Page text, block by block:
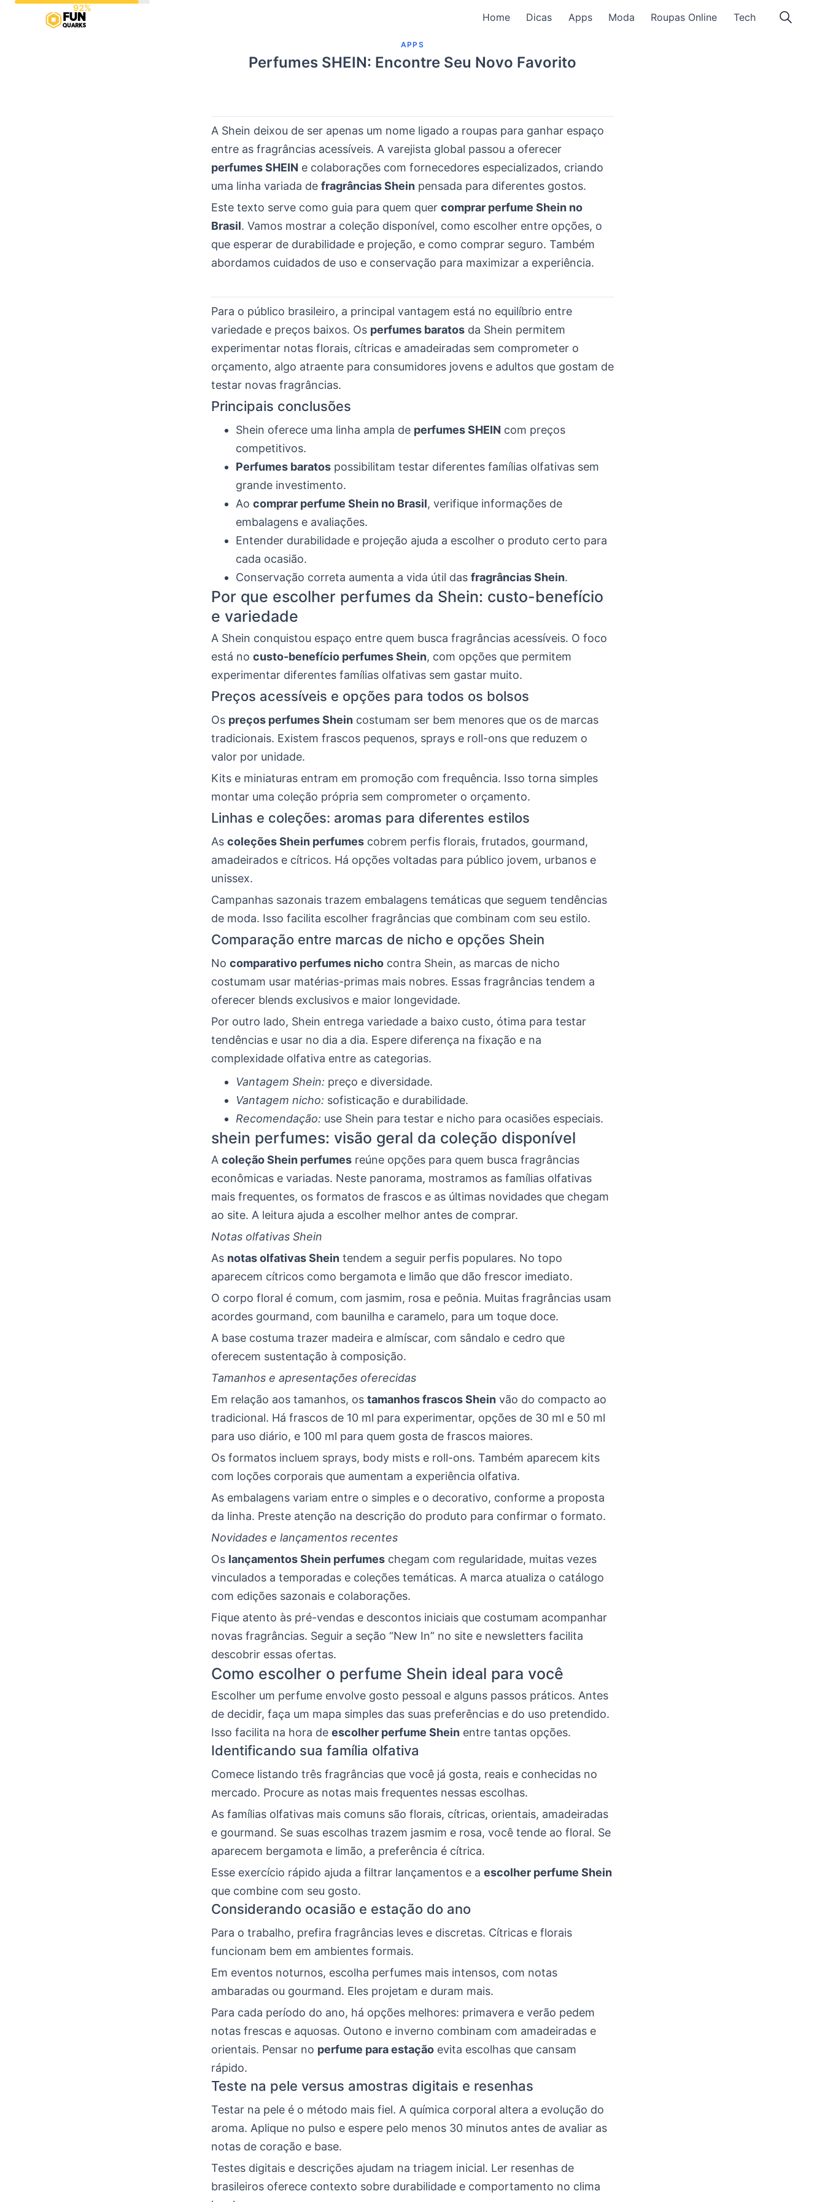
Home Dicas Apps Moda Roupas Online Tech
APPS
Perfumes SHEIN: Encontre Seu Novo Favorito
A Shein deixou de ser apenas um nome ligado a roupas para ganhar espaço
entre as fragrâncias acessíveis. A varejista global passou a oferecer
perfumes SHEIN e colaborações com fornecedores especializados, criando
uma linha variada de fragrâncias Shein pensada para diferentes gostos.
Este texto serve como guia para quem quer comprar perfume Shein no
Brasil. Vamos mostrar a coleção disponível, como escolher entre opções, o
que esperar de durabilidade e projeção, e como comprar seguro. Também
abordamos cuidados de uso e conservação para maximizar a experiência.
Para o público brasileiro, a principal vantagem está no equilíbrio entre
variedade e preços baixos. Os perfumes baratos da Shein permitem
experimentar notas florais, cítricas e amadeiradas sem comprometer o
orçamento, algo atraente para consumidores jovens e adultos que gostam de
testar novas fragrâncias.
Principais conclusões
Shein oferece uma linha ampla de perfumes SHEIN com preços
competitivos.
Perfumes baratos possibilitam testar diferentes famílias olfativas sem
grande investimento.
Ao comprar perfume Shein no Brasil, verifique informações de
embalagens e avaliações.
Entender durabilidade e projeção ajuda a escolher o produto certo para
cada ocasião.
Conservação correta aumenta a vida útil das fragrâncias Shein.
Por que escolher perfumes da Shein: custo-benefício
e variedade
A Shein conquistou espaço entre quem busca fragrâncias acessíveis. O foco
está no custo-benefício perfumes Shein, com opções que permitem
experimentar diferentes famílias olfativas sem gastar muito.
Preços acessíveis e opções para todos os bolsos
Os preços perfumes Shein costumam ser bem menores que os de marcas
tradicionais. Existem frascos pequenos, sprays e roll-ons que reduzem o
valor por unidade.
Kits e miniaturas entram em promoção com frequência. Isso torna simples
montar uma coleção própria sem comprometer o orçamento.
Linhas e coleções: aromas para diferentes estilos
As coleções Shein perfumes cobrem perfis florais, frutados, gourmand,
amadeirados e cítricos. Há opções voltadas para público jovem, urbanos e
unissex.
Campanhas sazonais trazem embalagens temáticas que seguem tendências
de moda. Isso facilita escolher fragrâncias que combinam com seu estilo.
Comparação entre marcas de nicho e opções Shein
No comparativo perfumes nicho contra Shein, as marcas de nicho
costumam usar matérias-primas mais nobres. Essas fragrâncias tendem a
oferecer blends exclusivos e maior longevidade.
Por outro lado, Shein entrega variedade a baixo custo, ótima para testar
tendências e usar no dia a dia. Espere diferença na fixação e na
complexidade olfativa entre as categorias.
Vantagem Shein: preço e diversidade.
Vantagem nicho: sofisticação e durabilidade.
Recomendação: use Shein para testar e nicho para ocasiões especiais.
shein perfumes: visão geral da coleção disponível
A coleção Shein perfumes reúne opções para quem busca fragrâncias
econômicas e variadas. Neste panorama, mostramos as famílias olfativas
mais frequentes, os formatos de frascos e as últimas novidades que chegam
ao site. A leitura ajuda a escolher melhor antes de comprar.
Notas olfativas Shein
As notas olfativas Shein tendem a seguir perfis populares. No topo
aparecem cítricos como bergamota e limão que dão frescor imediato.
O corpo floral é comum, com jasmim, rosa e peônia. Muitas fragrâncias usam
acordes gourmand, com baunilha e caramelo, para um toque doce.
A base costuma trazer madeira e almíscar, com sândalo e cedro que
oferecem sustentação à composição.
Tamanhos e apresentações oferecidas
Em relação aos tamanhos, os tamanhos frascos Shein vão do compacto ao
tradicional. Há frascos de 10 ml para experimentar, opções de 30 ml e 50 ml
para uso diário, e 100 ml para quem gosta de frascos maiores.
Os formatos incluem sprays, body mists e roll-ons. Também aparecem kits
com loções corporais que aumentam a experiência olfativa.
As embalagens variam entre o simples e o decorativo, conforme a proposta
da linha. Preste atenção na descrição do produto para confirmar o formato.
Novidades e lançamentos recentes
Os lançamentos Shein perfumes chegam com regularidade, muitas vezes
vinculados a temporadas e coleções temáticas. A marca atualiza o catálogo
com edições sazonais e colaborações.
Fique atento às pré-vendas e descontos iniciais que costumam acompanhar
novas fragrâncias. Seguir a seção “New In” no site e newsletters facilita
descobrir essas ofertas.
Como escolher o perfume Shein ideal para você
Escolher um perfume envolve gosto pessoal e alguns passos práticos. Antes
de decidir, faça um mapa simples das suas preferências e do uso pretendido.
Isso facilita na hora de escolher perfume Shein entre tantas opções.
Identificando sua família olfativa
Comece listando três fragrâncias que você já gosta, reais e conhecidas no
mercado. Procure as notas mais frequentes nessas escolhas.
As famílias olfativas mais comuns são florais, cítricas, orientais, amadeiradas
e gourmand. Se suas escolhas trazem jasmim e rosa, você tende ao floral. Se
aparecem bergamota e limão, a preferência é cítrica.
Esse exercício rápido ajuda a filtrar lançamentos e a escolher perfume Shein
que combine com seu gosto.
Considerando ocasião e estação do ano
Para o trabalho, prefira fragrâncias leves e discretas. Cítricas e florais
funcionam bem em ambientes formais.
Em eventos noturnos, escolha perfumes mais intensos, com notas
ambaradas ou gourmand. Eles projetam e duram mais.
Para cada período do ano, há opções melhores: primavera e verão pedem
notas frescas e aquosas. Outono e inverno combinam com amadeiradas e
orientais. Pensar no perfume para estação evita escolhas que cansam
rápido.
Teste na pele versus amostras digitais e resenhas
Testar na pele é o método mais fiel. A química corporal altera a evolução do
aroma. Aplique no pulso e espere pelo menos 30 minutos antes de avaliar as
notas de coração e base.
Testes digitais e descrições ajudam na triagem inicial. Ler resenhas de
brasileiros oferece contexto sobre durabilidade e comportamento no clima